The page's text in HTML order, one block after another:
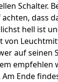
Schalter.
dass
hell ist
von
auf seinen
empfehlen
Am Ende